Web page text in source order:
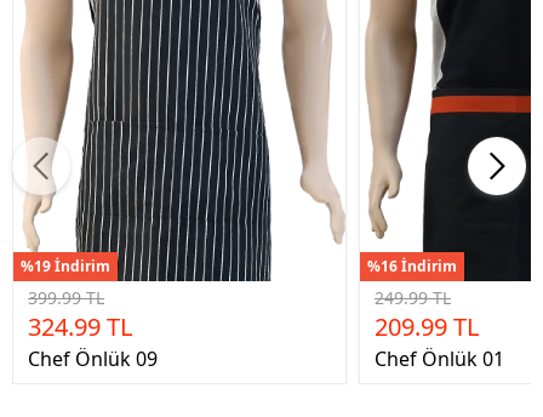
%19 İndirim
399.99 TL
324.99 TL
Chef Önlük 09
%16 İndirim
249.99 TL
209.99 TL
Chef Önlük 01